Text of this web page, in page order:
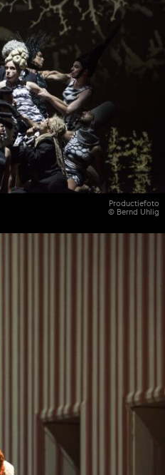
Productiefoto
© Bernd Uhlig